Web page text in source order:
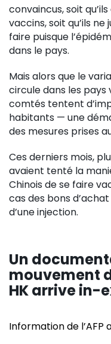
convaincus, soit
vaccins, soit qu’ils
faire puisque
dans le pays.
Mais alors que le
circule dans les pays
comtés tentent
habitants — une
des mesures prises
Ces derniers mois,
avaient tenté la
Chinois de se faire
cas des bons
d’une injection.
Un
mouvement
HK arrive in-
Information de